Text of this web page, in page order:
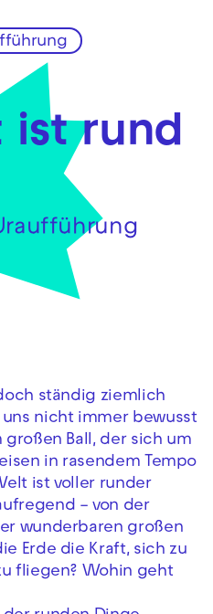
Zum Footer springen
ist rund
ständig ziemlich
nicht immer bewusst
Ball, der sich um
in rasendem Tempo
ist voller runder
– von der
wunderbaren großen
Erde die Kraft, sich zu
fliegen? Wohin geht